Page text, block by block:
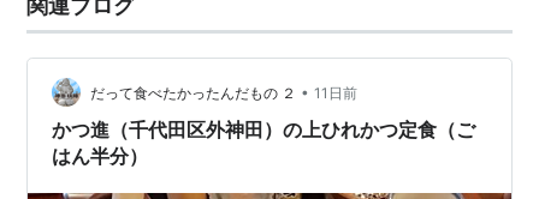
関連ブログ
だって食べたかったんだもの ２ • 11日前
かつ進（千代田区外神田）の上ひれかつ定食（ご
はん半分）